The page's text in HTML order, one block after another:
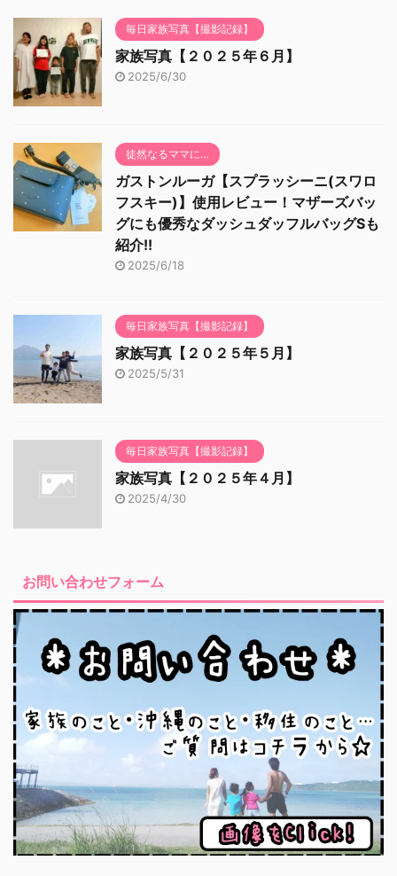
毎日家族写真【撮影記録】
家族写真【２０２５年６月】
2025/6/30
徒然なるママに…
ガストンルーガ【スプラッシーニ(スワロ
フスキー)】使用レビュー！マザーズバッ
グにも優秀なダッシュダッフルバッグSも
紹介!!
2025/6/18
毎日家族写真【撮影記録】
家族写真【２０２５年５月】
2025/5/31
毎日家族写真【撮影記録】
家族写真【２０２５年４月】
2025/4/30
お問い合わせフォーム